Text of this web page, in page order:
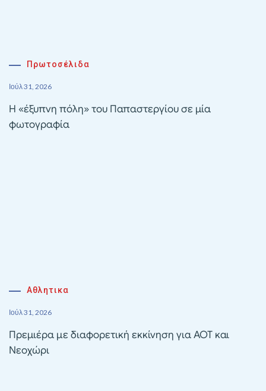
Πρωτοσέλιδα
Ιούλ 31, 2026
Η «έξυπνη πόλη» του Παπαστεργίου σε μία
φωτογραφία
Αθλητικα
Ιούλ 31, 2026
Πρεμιέρα με διαφορετική εκκίνηση για ΑΟΤ και
Νεοχώρι